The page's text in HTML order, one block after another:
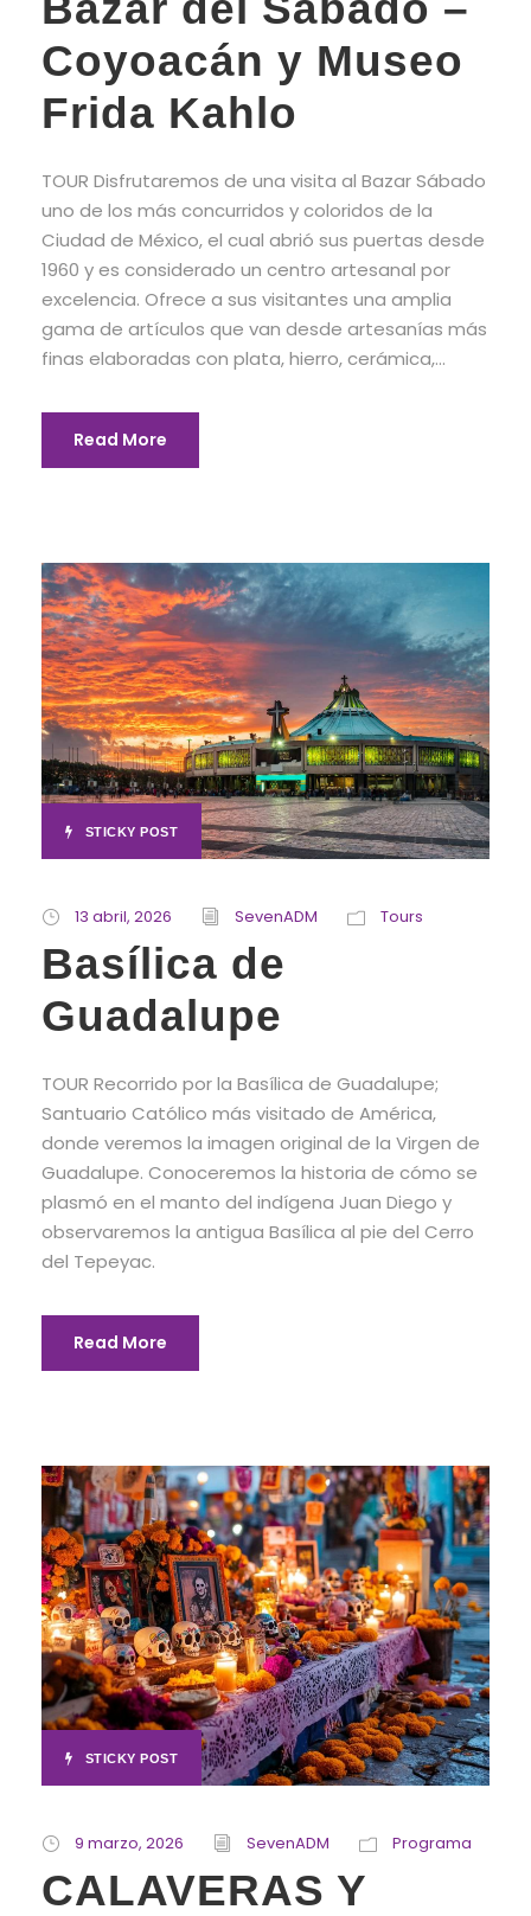
Coyoacán y Museo
Frida Kahlo
TOUR Disfrutaremos de una visita al Bazar Sábado
uno de los más concurridos y coloridos de la
Ciudad de México, el cual abrió sus puertas desde
1960 y es considerado un centro artesanal por
excelencia. Ofrece a sus visitantes una amplia
gama de artículos que van desde artesanías más
finas elaboradas con plata, hierro, cerámica,...
Read More
STICKY POST
13 abril, 2026 SevenADM Tours
Basílica de
Guadalupe
TOUR Recorrido por la Basílica de Guadalupe;
Santuario Católico más visitado de América,
donde veremos la imagen original de la Virgen de
Guadalupe. Conoceremos la historia de cómo se
plasmó en el manto del indígena Juan Diego y
observaremos la antigua Basílica al pie del Cerro
del Tepeyac.
Read More
STICKY POST
9 marzo, 2026 SevenADM Programa
CALAVERAS Y